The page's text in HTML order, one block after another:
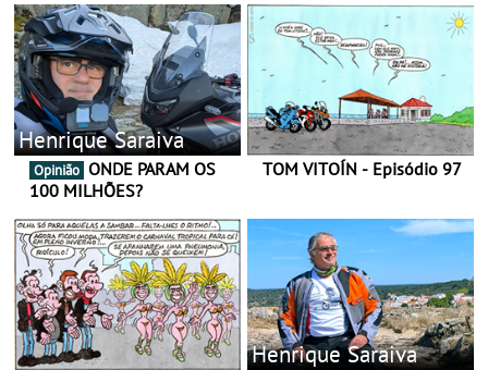
Henrique Saraiva
Opinião
100 MILHÕES?
TOM VITOÍN - Episódio 97
Henrique Saraiva